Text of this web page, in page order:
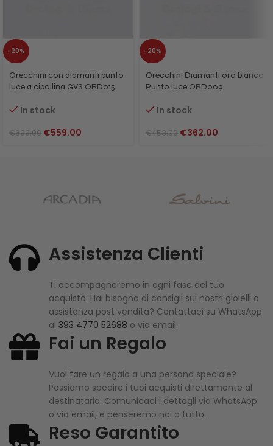
-20%
Orecchini con diamanti punto
luce a cipollina GVS ORD015
In stock
€699.00 €559.00
-20%
Orecchini Diamanti oro bianco
Punto luce ORD009
In stock
€453.00 €362.00
Assistenza Clienti
Ti accompagneremo in ogni fase del tuo
acquisto. Hai bisogno di consigli sui nostri gioielli o
assistenza post vendita? Contattaci su WhatsApp
al 393 4770 52688 o via email.
Fai un Regalo
Vuoi fare un regalo a una persona speciale?
Possiamo spedire i tuoi acquisti direttamente al
destinatario. Comunicaci i dettagli via WhatsApp
o via email, e penseremo noi a tutto.
Reso Garantito